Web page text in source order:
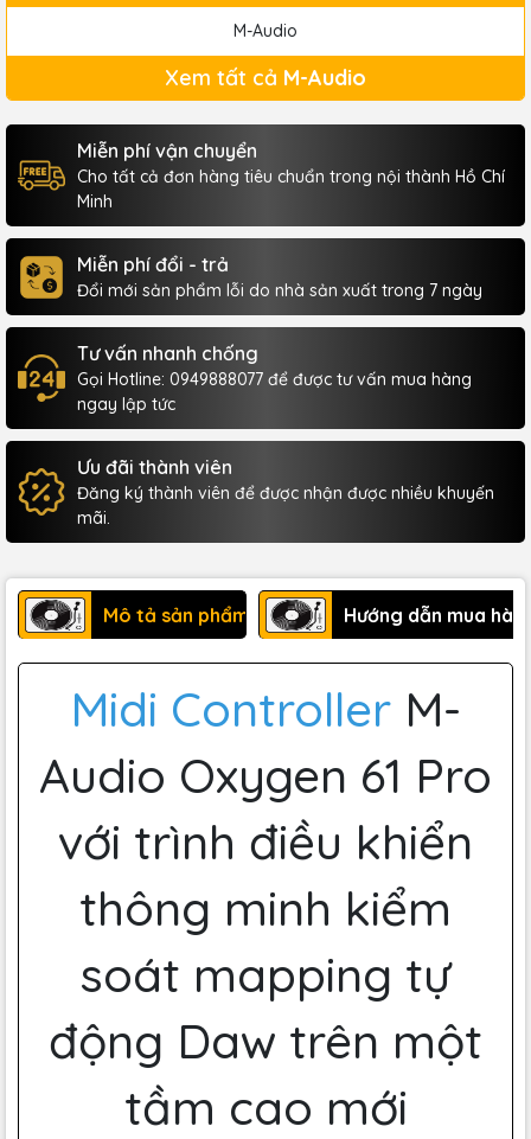
M-Audio
Xem tất cả M-Audio
Miễn phí vận chuyển
Cho tất cả đơn hàng tiêu chuẩn trong nội thành Hồ Chí
Minh
Miễn phí đổi - trả
Đổi mới sản phẩm lỗi do nhà sản xuất trong 7 ngày
Tư vấn nhanh chống
Gọi Hotline: 0949888077 để được tư vấn mua hàng
ngay lập tức
Ưu đãi thành viên
Đăng ký thành viên để được nhận được nhiều khuyến
mãi.
Mô tả sản phẩm Hướng dẫn mua
Midi Controller M-
Audio Oxygen 61 Pro
với trình điều khiển
thông minh kiểm
soát mapping tự
động Daw trên một
tầm cao mới